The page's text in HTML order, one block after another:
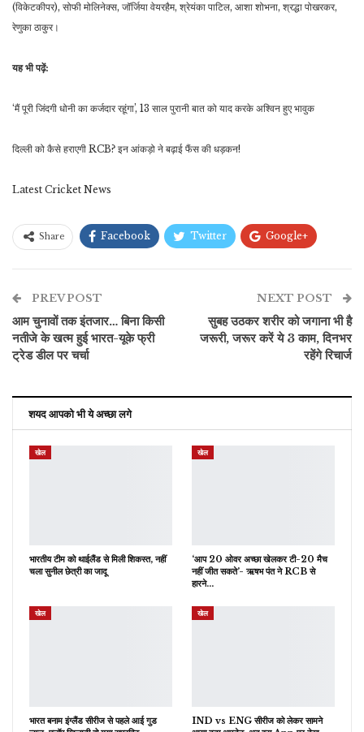
(विकेटकीपर), सोफी मोलिनेक्स, जॉर्जिया वेयरहैम, श्रेयंका पाटिल, आशा शोभना, श्रद्धा पोखरकर,
रेणुका ठाकुर।
यह भी पढ़ें:
‘मैं पूरी जिंदगी धोनी का कर्जदार रहूंगा’, 13 साल पुरानी बात को याद करके अश्विन हुए भावुक
दिल्ली को कैसे हराएगी RCB? इन आंकड़ो ने बढ़ाई फैंस की धड़कन!
Latest Cricket News
Share Facebook Twitter Google+
ईमेल
PREV POST
आम चुनावों तक इंतजार… बिना किसी
नतीजे के खत्म हुई भारत-यूके फ्री
ट्रेड डील पर चर्चा
NEXT POST
सुबह उठकर शरीर को जगाना भी है
जरूरी, जरूर करें ये 3 काम, दिनभर
रहेंगे रिचार्ज
शयद आपको भी ये अच्छा लगे
खेल
भारतीय टीम को थाईलैंड से मिली शिकस्त, नहीं
चला सुनील छेत्री का जादू
खेल
‘आप 20 ओवर अच्छा खेलकर टी-20 मैच
नहीं जीत सकते’- ऋषभ पंत ने RCB से
हारने…
खेल
भारत बनाम इंग्लैंड सीरीज से पहले आई गुड
खेल
IND vs ENG सीरीज को लेकर सामने